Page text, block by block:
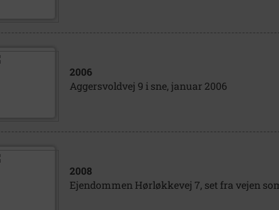
2006
Aggersvoldvej 9 i sne, januar 2006
2008
Ejendommen Hørløkkevej 7, set fra vejen